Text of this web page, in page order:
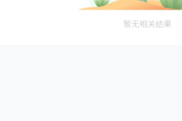
暂无相关结果